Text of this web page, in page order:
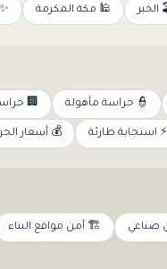
الخبر 🕌 مكة المكرمة
👮 حراسة مأهولة 🏢
⚡ استجابة طارئة 💰 أسعار
صناعي 🏗️ أمن مواقع البناء